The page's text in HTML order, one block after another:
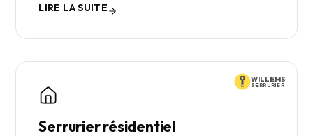
LIRE LA SUITE
WILLEMS
SERRURIER
Serrurier résidentiel